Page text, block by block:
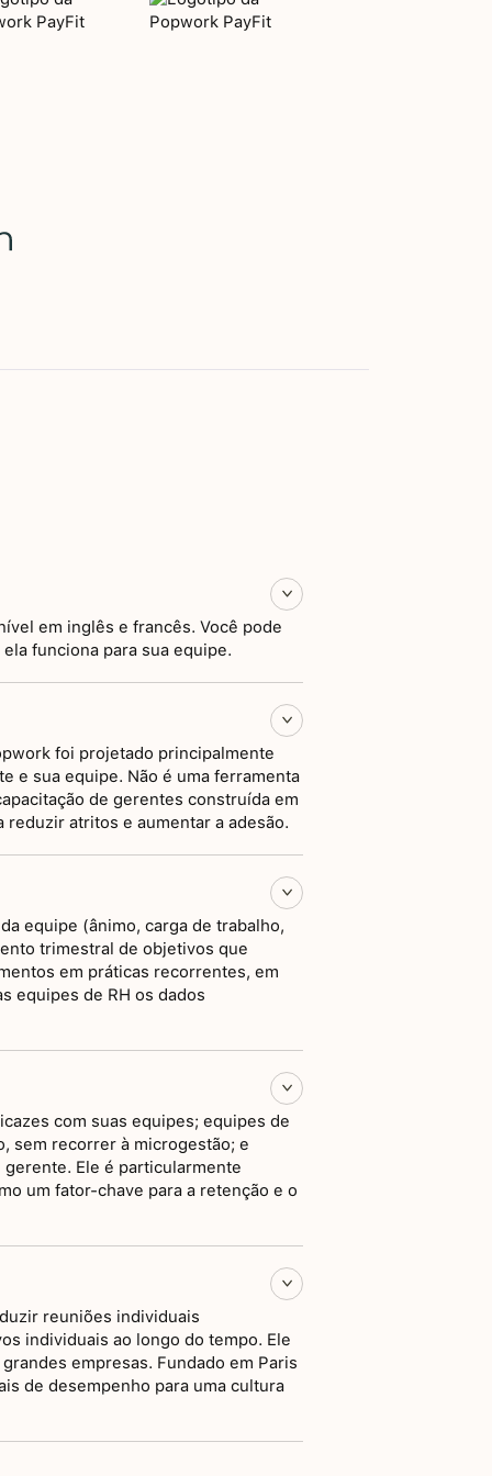
em inglês e francês. Você pode
funciona para sua equipe.
foi projetado principalmente
e sua equipe. Não é uma ferramenta
de gerentes construída em
atritos e aumentar a adesão.
equipe (ânimo, carga de trabalho,
trimestral de objetivos que
em práticas recorrentes, em
equipes de RH os dados
com suas equipes; equipes de
sem recorrer à microgestão; e
Ele é particularmente
um fator-chave para a retenção e o
reuniões individuais
individuais ao longo do tempo. Ele
empresas. Fundado em Paris
de desempenho para uma cultura